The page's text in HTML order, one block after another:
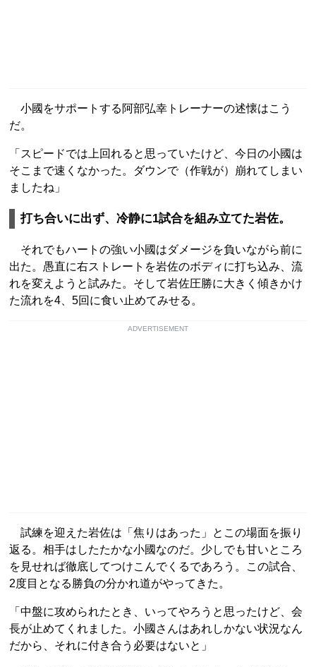
小國をサポートする阿部弘幸トレーナーの述懐はこう
だ。
「スピードでは上回れると思っていたけど、今日の小國は
そこまで速くなかった。ダウンで（作戦が）崩れてしまい
ましたね」
打ち合いに出ず、冷静に1試合を組み立てた岩佐。
それでもハートの強い小國はダメージを負いながら前に
出た。愚直に右ストレートを岩佐のボディに打ち込み、流
れを変えようと試みた。そして岩佐圧勝に大きく傾きかけ
た流れを4、5回に食い止めてみせる。
ADVERTISEMENT
試練を迎えた岩佐は「焦りはあった」とこの場面を振り
返る。相手はしたたかな小國なのだ。少しでも甘いところ
を見せれば徹底してつけこんでくるであろう。この試合、
2度目となる勝負の分かれ道がやってきた。
「中盤に攻められたとき、いってやろうと思ったけど、会
長が止めてくれました。小國さんはあれしかない状況なん
だから、それに付き合う必要はないと」